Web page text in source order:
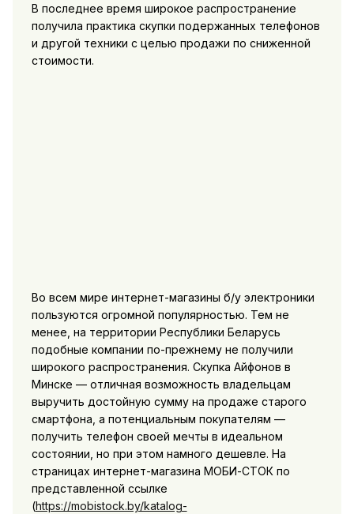
В последнее время широкое распространение
получила практика скупки подержанных телефонов
и другой техники с целью продажи по сниженной
стоимости.
Во всем мире интернет-магазины б/у электроники
пользуются огромной популярностью. Тем не
менее, на территории Республики Беларусь
подобные компании по-прежнему не получили
широкого распространения. Скупка Айфонов в
Минске — отличная возможность владельцам
выручить достойную сумму на продаже старого
смартфона, а потенциальным покупателям —
получить телефон своей мечты в идеальном
состоянии, но при этом намного дешевле. На
страницах интернет-магазина МОБИ-СТОК по
представленной ссылке
(https://mobistock.by/katalog-